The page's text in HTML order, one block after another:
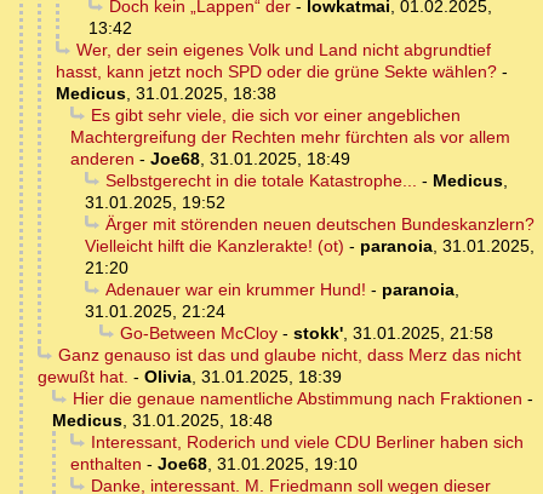
Doch kein „Lappen“ der- lowkatmai, 01.02.2025,
13:42
Wer, der sein eigenes Volk und Land nicht abgrundtief
hasst, kann jetzt noch SPD oder die grüne Sekte wählen? -
Medicus, 31.01.2025, 18:38
Es gibt sehr viele, die sich vor einer angeblichen
Machtergreifung der Rechten mehr fürchten als vor allem
anderen - Joe68, 31.01.2025, 18:49
Selbstgerecht in die totale Katastrophe... - Medicus,
31.01.2025, 19:52
Ärger mit störenden neuen deutschen Bundeskanzlern?
Vielleicht hilft die Kanzlerakte! (ot) - paranoia, 31.01.2025,
21:20
Adenauer war ein krummer Hund! - paranoia,
31.01.2025, 21:24
Go-Between McCloy- stokk', 31.01.2025, 21:58
Ganz genauso ist das und glaube nicht, dass Merz das nicht
gewußt hat. - Olivia, 31.01.2025, 18:39
Hier die genaue namentliche Abstimmung nach Fraktionen -
Medicus, 31.01.2025, 18:48
Interessant, Roderich und viele CDU Berliner haben sich
enthalten - Joe68, 31.01.2025, 19:10
Danke, interessant. M. Friedmann soll wegen dieser